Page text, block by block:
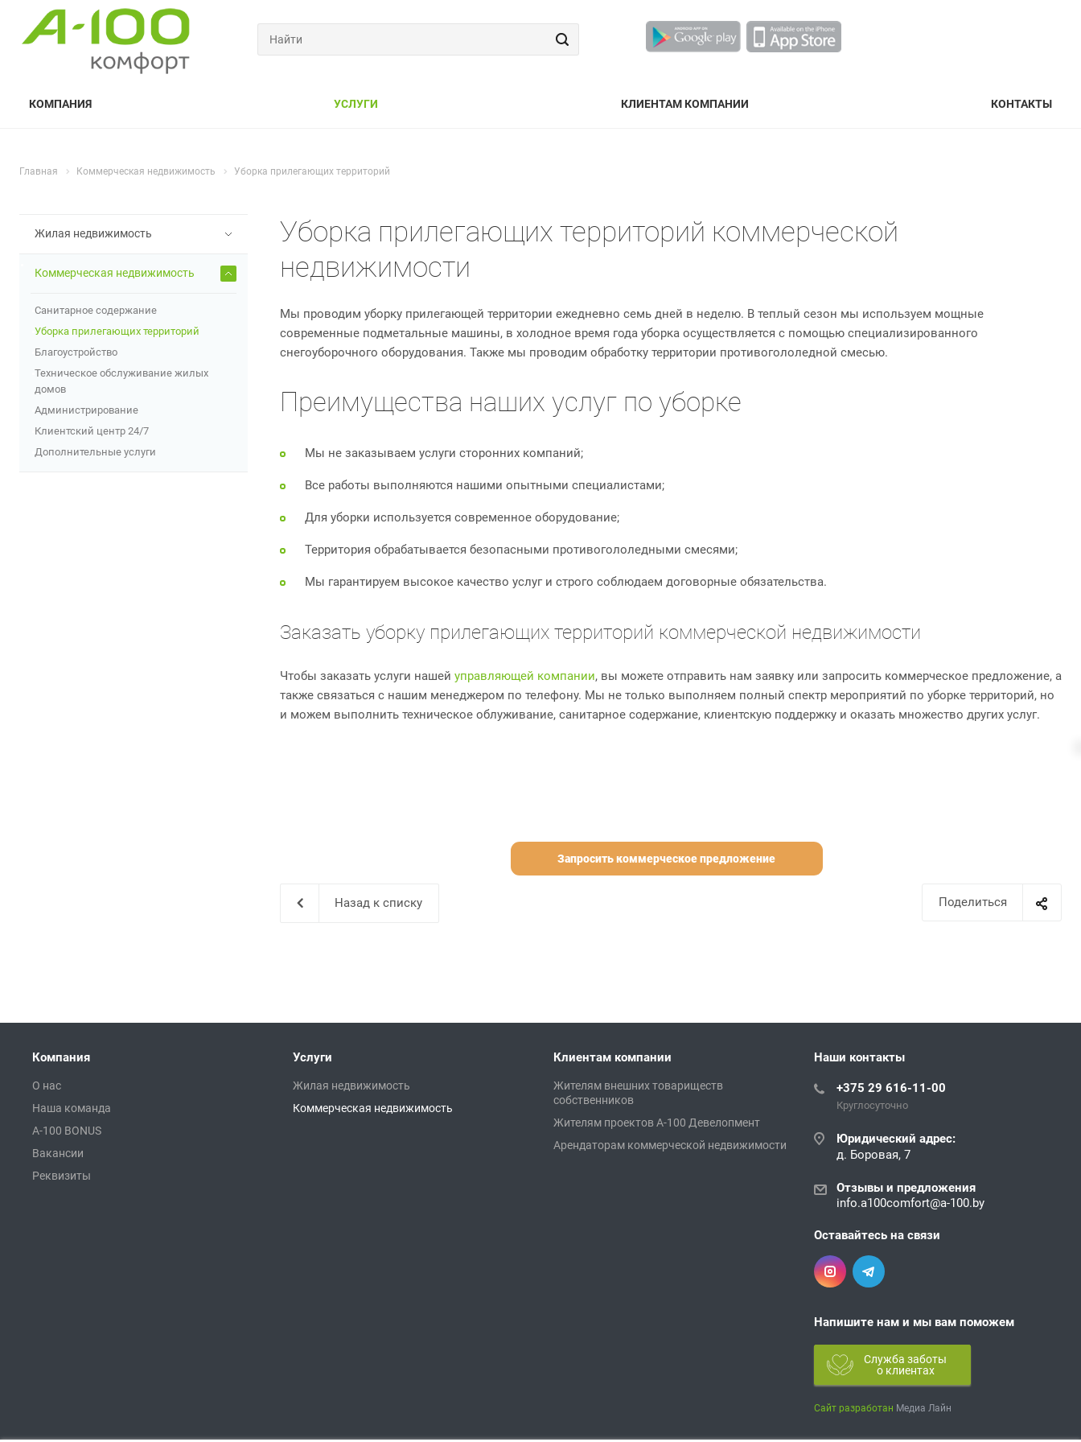
КОМПАНИЯ УСЛУГИ КЛИЕНТАМ КОМПАНИИ КОНТАКТЫ
Главная Коммерческая недвижимость Уборка прилегающих территорий
Уборка прилегающих территорий коммерческой
недвижимости
Мы проводим уборку прилегающей территории ежедневно семь дней в неделю. В теплый сезон мы используем мощные
современные подметальные машины, в холодное время года уборка осуществляется с помощью специализированного
снегоуборочного оборудования. Также мы проводим обработку территории противогололедной смесью.
Преимущества наших услуг по уборке
Мы не заказываем услуги сторонних компаний;
Все работы выполняются нашими опытными специалистами;
Для уборки используется современное оборудование;
Территория обрабатывается безопасными противогололедными смесями;
Мы гарантируем высокое качество услуг и строго соблюдаем договорные обязательства.
Заказать уборку прилегающих территорий коммерческой недвижимости
Чтобы заказать услуги нашей управляющей компании, вы можете отправить нам заявку или запросить коммерческое предложение, а
также связаться с нашим менеджером по телефону. Мы не только выполняем полный спектр мероприятий по уборке территорий, но
и можем выполнить техническое облуживание, санитарное содержание, клиентскую поддержку и оказать множество других услуг.
Запросить коммерческое предложение
Поделиться
Назад к списку
Жилая недвижимость
Коммерческая недвижимость
Санитарное содержание
Уборка прилегающих территорий
Благоустройство
Техническое обслуживание жилых
домов
Администрирование
Клиентский центр 24/7
Дополнительные услуги
Компания
О нас
Наша команда
A-100 BONUS
Вакансии
Реквизиты
Услуги
Жилая недвижимость
Коммерческая недвижимость
Клиентам компании
Жителям внешних товариществ
собственников
Жителям проектов А-100 Девелопмент
Арендаторам коммерческой недвижимости
Наши контакты
+375 29 616-11-00
Круглосуточно
Юридический адрес:
д. Боровая, 7
Отзывы и предложения
info.a100comfort@a-100.by
Оставайтесь на связи
Напишите нам и мы вам поможем
Служба заботы
о клиентах
Сайт разработан Медиа Лайн